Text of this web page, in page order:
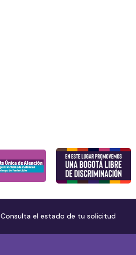
Consulta el estado de tu solicitud